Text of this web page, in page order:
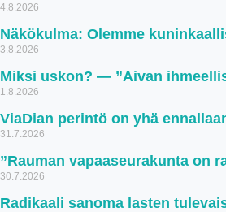
4.8.2026
Näkökulma: Olemme
3.8.2026
Miksi uskon? — ”Aivan
1.8.2026
ViaDian perintö on yhä
31.7.2026
”Rauman vapaaseurakunta on
30.7.2026
Radikaali sanoma lasten